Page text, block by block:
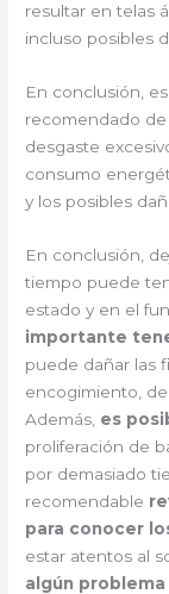
resultar en telas
incluso posibles
En conclusión,
recomendado de
desgaste
consumo
y los posibles
En conclusión,
tiempo puede
estado y en el
importante
puede dañar las
encogimiento,
Además, es
proliferación de
por demasiado
recomendable
para conocer
estar atentos al
algún